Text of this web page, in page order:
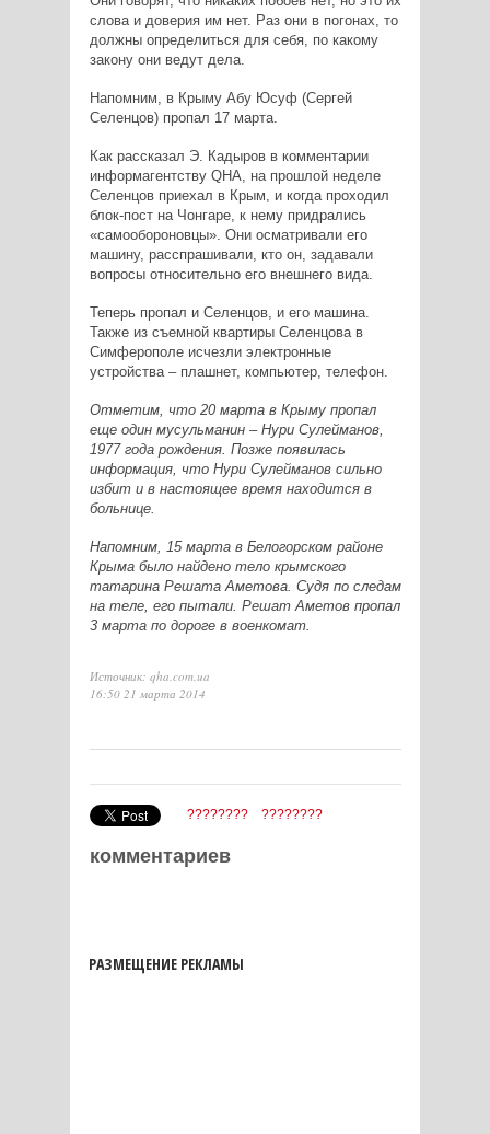
слова и доверия им нет. Раз они в погонах, то
должны определиться для себя, по какому
закону они ведут дела.
Напомним, в Крыму Абу Юсуф (Сергей
Селенцов) пропал 17 марта.
Как рассказал Э. Кадыров в комментарии
информагентству QHA, на прошлой неделе
Селенцов приехал в Крым, и когда проходил
блок-пост на Чонгаре, к нему придрались
«самообороновцы». Они осматривали его
машину, расспрашивали, кто он, задавали
вопросы относительно его внешнего вида.
Теперь пропал и Селенцов, и его машина.
Также из съемной квартиры Селенцова в
Симферополе исчезли электронные
устройства – плашнет, компьютер, телефон.
Отметим, что 20 марта в Крыму пропал
еще один мусульманин – Нури Сулейманов,
1977 года рождения. Позже появилась
информация, что Нури Сулейманов сильно
избит и в настоящее время находится в
больнице.
Напомним, 15 марта в Белогорском районе
Крыма было найдено тело крымского
татарина Решата Аметова. Судя по следам
на теле, его пытали. Решат Аметов пропал
3 марта по дороге в военкомат.
Источник: qha.com.ua
16:50 21 марта 2014
???????? ????????
комментариев
РАЗМЕЩЕНИЕ РЕКЛАМЫ